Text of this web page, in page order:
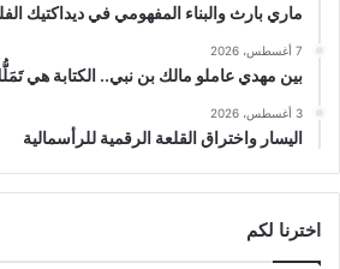
ماري بارث والبناء المفهومي في ديداكتيك
7 أغسطس، 2026
بين مهدي عاملو مالك بن نبي.. الكتابة هي
3 أغسطس، 2026
اليسار واختراق القلعة الرقمية للرأسمالية
اخترنا لكم